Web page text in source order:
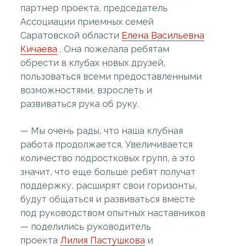
партнер проекта, председатель
Ассоциации приемных семей
Саратовской области Елена Васильевна
Кичаева . Она пожелала ребятам
обрести в клубах новых друзей,
пользоваться всеми предоставленными
возможностями, взрослеть и
развиваться рука об руку.
— Мы очень рады, что наша клубная
работа продолжается. Увеличивается
количество подростковых групп, а это
значит, что еще больше ребят получат
поддержку, расширят свои горизонты,
будут общаться и развиваться вместе
под руководством опытных наставников
— поделились руководитель
проекта Лилия Пастушкова и